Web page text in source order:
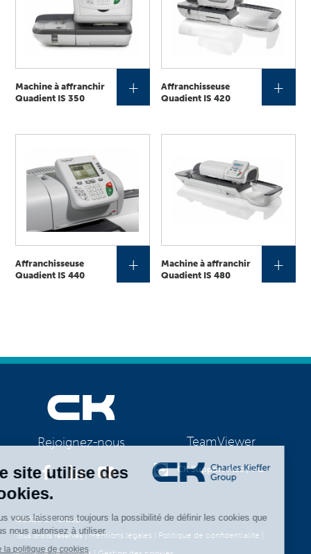
Machine à affranchir
Quadient IS 350
+
Affranchisseuse
Quadient IS 420
+
Affranchisseuse
Quadient IS 440
+
Machine à affranchir
Quadient IS 480
+
Rejoignez-nous TeamViewer
CK Support Mac / PC
©2026 CK Group
Tous droits réservés|Mentions légales | Politique de confidentialité |